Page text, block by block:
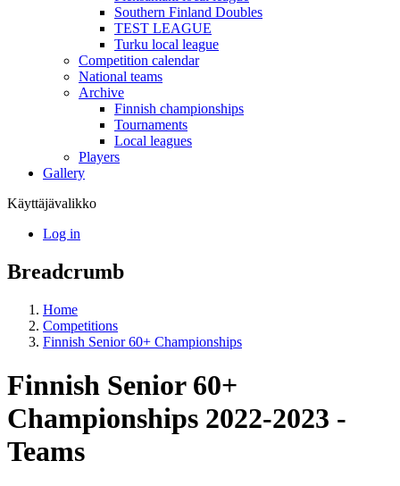
Southern Finland Doubles
TEST LEAGUE
Turku local league
Competition calendar
National teams
Archive
Finnish championships
Tournaments
Local leagues
Players
Gallery
Käyttäjävalikko
Log in
Breadcrumb
Home
Competitions
Finnish Senior 60+ Championships
Finnish Senior 60+
Championships 2022-2023 -
Teams